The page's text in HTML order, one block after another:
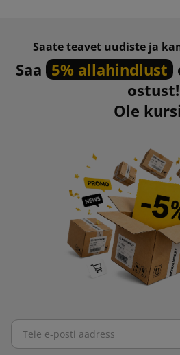
Saate teavet uudiste ja
Saa 5% allahindlust
ostust!
Ole